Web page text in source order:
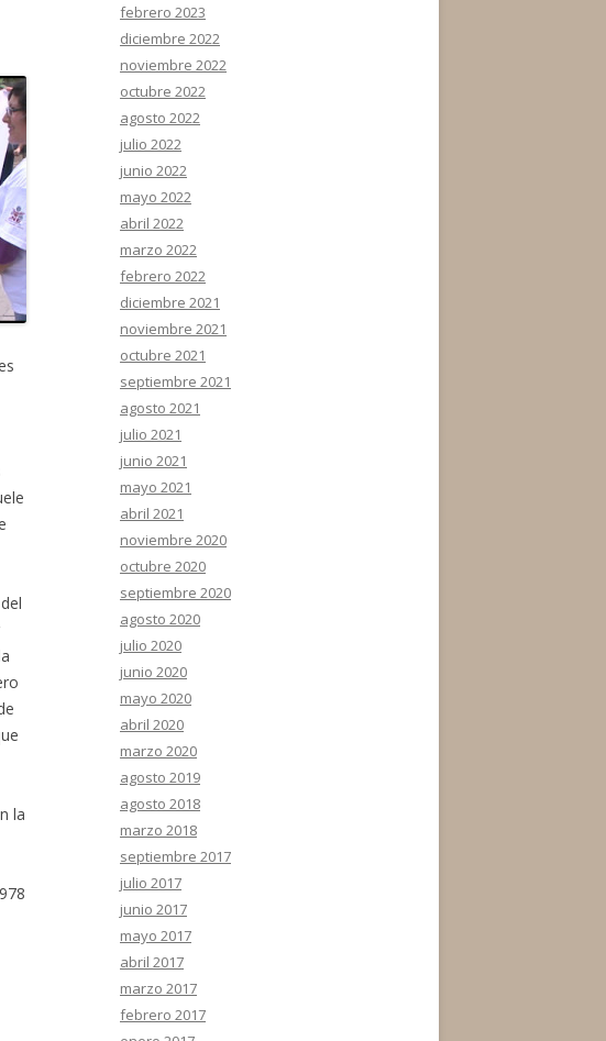
la
febrero 2023
diciembre 2022
noviembre 2022
octubre 2022
agosto 2022
julio 2022
junio 2022
mayo 2022
abril 2022
marzo 2022
febrero 2022
diciembre 2021
noviembre 2021
octubre 2021
septiembre 2021
agosto 2021
julio 2021
junio 2021
mayo 2021
abril 2021
noviembre 2020
octubre 2020
septiembre 2020
agosto 2020
julio 2020
junio 2020
mayo 2020
abril 2020
marzo 2020
agosto 2019
agosto 2018
marzo 2018
septiembre 2017
julio 2017
junio 2017
mayo 2017
abril 2017
marzo 2017
febrero 2017